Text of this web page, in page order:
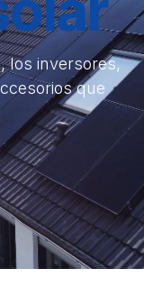
los inversores,
que